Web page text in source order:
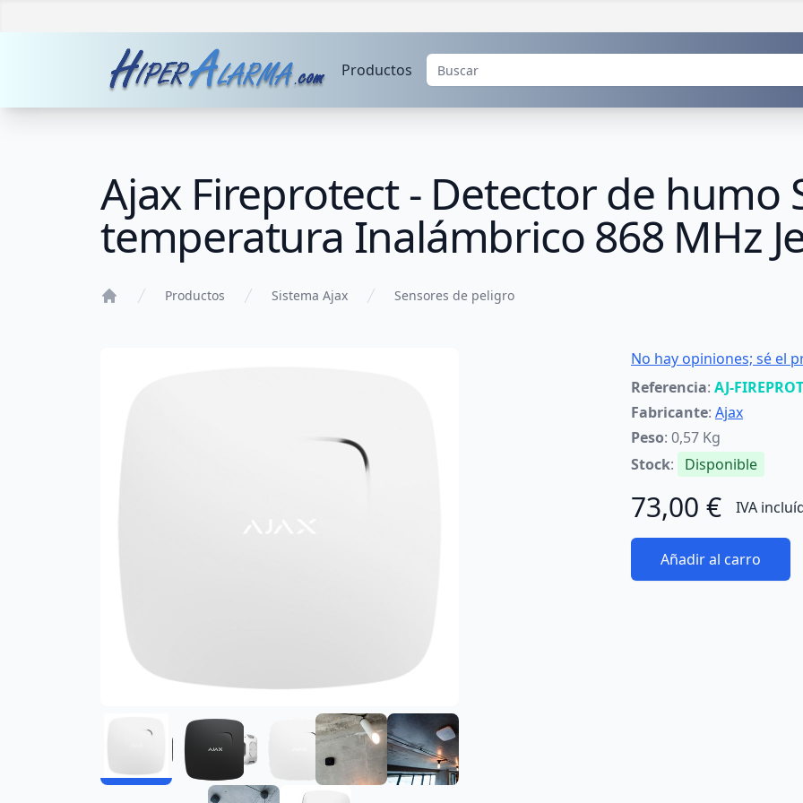
Productos
Ajax Fireprotect - Detector de humo
temperatura Inalámbrico 868 MHz
Productos Sistema Ajax Sensores de peligro
No hay opiniones; sé el
Referencia: AJ-
Fabricante: Ajax
Peso: 0,57 Kg
Stock: Disponible
73,00 € IVA
Añadir al carro